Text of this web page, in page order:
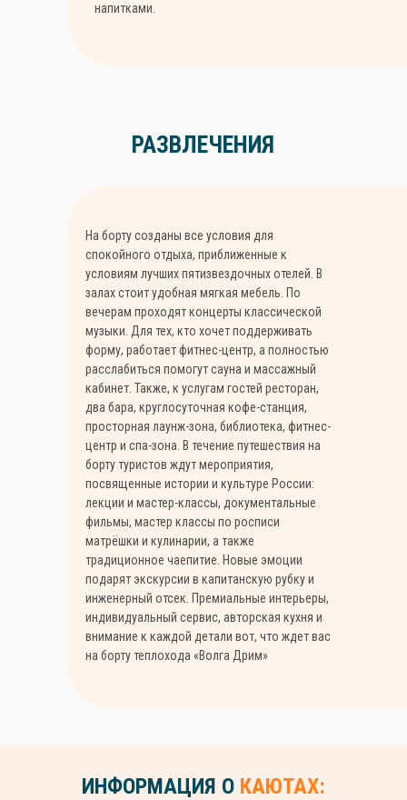
напитками.
На борту созданы все условия для
спокойного отдыха, приближенные к
условиям лучших пятизвездочных отелей. В
залах стоит удобная мягкая мебель. По
вечерам проходят концерты классической
музыки. Для тех, кто хочет поддерживать
форму, работает фитнес-центр, а полностью
расслабиться помогут сауна и массажный
кабинет. Также, к услугам гостей ресторан,
два бара, круглосуточная кофе-станция,
просторная лаунж-зона, библиотека, фитнес-
центр и спа-зона. В течение путешествия на
борту туристов ждут мероприятия,
посвященные истории и культуре России:
лекции и мастер-классы, документальные
фильмы, мастер классы по росписи
матрёшки и кулинарии, а также
традиционное чаепитие. Новые эмоции
подарят экскурсии в капитанскую рубку и
инженерный отсек. Премиальные интерьеры,
индивидуальный сервис, авторская кухня и
внимание к каждой детали вот, что ждет вас
на борту теплохода «Волга Дрим»
РАЗВЛЕЧЕНИЯ
ИНФОРМАЦИЯ О КАЮТАХ: